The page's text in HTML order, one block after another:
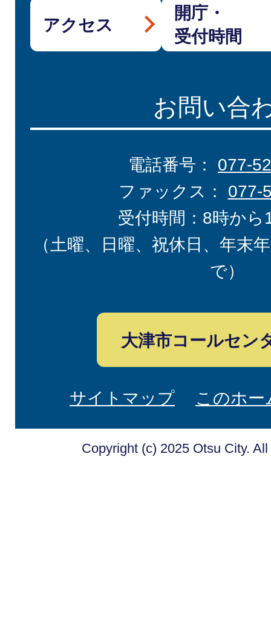
アクセス
開庁・
受付時間
お問い合
電話番号： 077-
ファックス： 077-
受付時間：8時から
（土曜、日曜、祝休日、年末
で）
大津市コールセン
サイトマップ このホ
Copyright (c) 2025 Otsu City.